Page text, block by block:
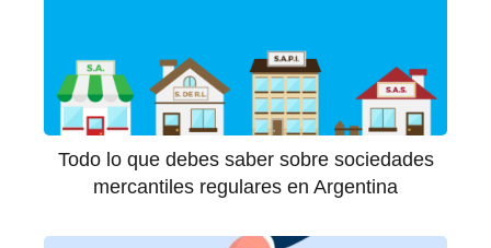
Todo lo que debes saber sobre sociedades
mercantiles regulares en Argentina